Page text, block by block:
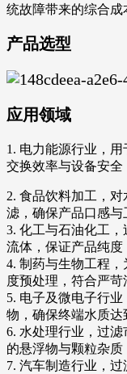
统故障带来的综合成
产品选型
应用领域
1. 电力能源行业，
交换效率与设备安全
2. 食品饮料加工，
滤，确保产品口感与
3. 化工与石油化工
流体，保证产品纯度
4. 制药与生物工程
度预处理，符合严苛
5. 电子及微电子行
物，确保终端水质达
6. 水处理行业，过
的悬浮物与颗粒杂质
7. 汽车制造行业，